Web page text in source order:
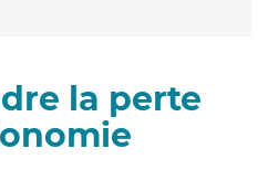
la perte